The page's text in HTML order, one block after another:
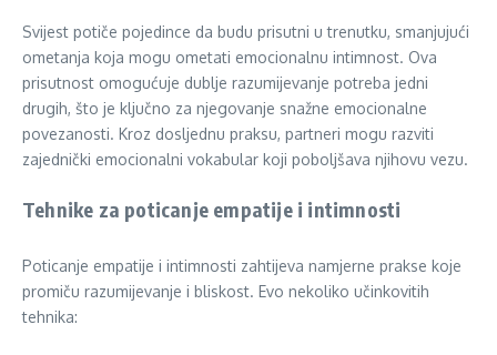
Svijest potiče pojedince da budu prisutni u trenutku, smanjujući
ometanja koja mogu ometati emocionalnu intimnost. Ova
prisutnost omogućuje dublje razumijevanje potreba jedni
drugih, što je ključno za njegovanje snažne emocionalne
povezanosti. Kroz dosljednu praksu, partneri mogu razviti
zajednički emocionalni vokabular koji poboljšava njihovu vezu.
Tehnike za poticanje empatije i intimnosti
Poticanje empatije i intimnosti zahtijeva namjerne prakse koje
promiču razumijevanje i bliskost. Evo nekoliko učinkovitih
tehnika: